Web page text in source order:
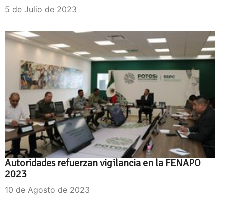
5 de Julio de 2023
Autoridades refuerzan vigilancia en la FENAPO
2023
10 de Agosto de 2023